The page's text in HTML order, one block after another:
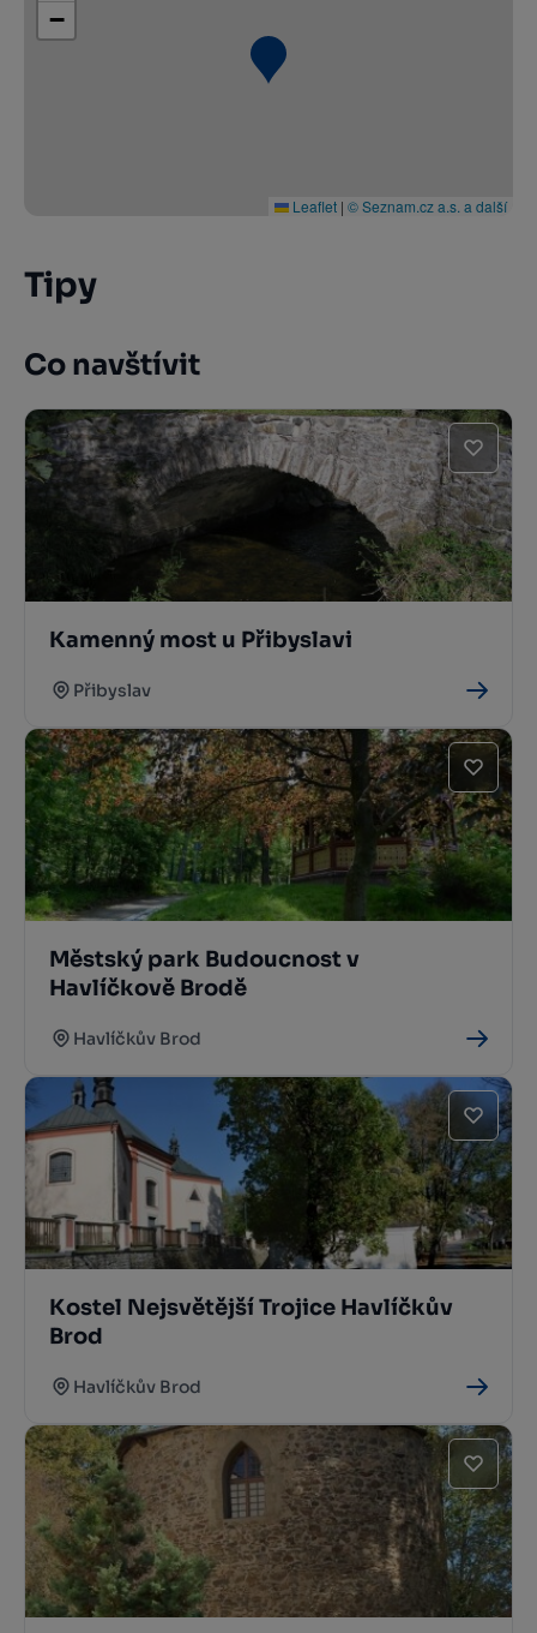
−
Leaflet | © Seznam.cz a.s. a další
Tipy
Co navštívit
Kamenný most u Přibyslavi
Přibyslav
Městský park Budoucnost v
Havlíčkově Brodě
Havlíčkův Brod
Kostel Nejsvětější Trojice Havlíčkův
Brod
Havlíčkův Brod